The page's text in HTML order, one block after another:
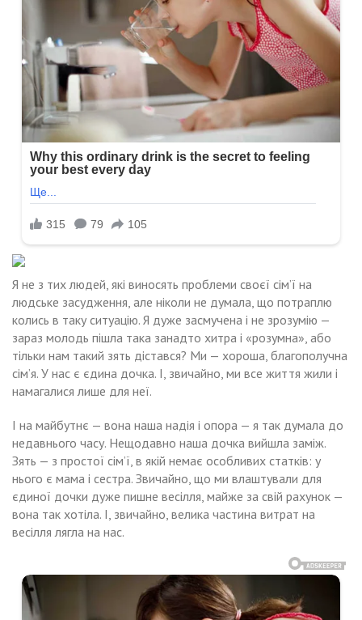
Я не з тих людей, які виносять проблеми своєї сім’ї на
людське засудження, але ніколи не думала, що потраплю
колись в таку ситуацію. Я дуже засмучена і не зрозумію —
зараз молодь пішла така занадто хитра і «розумна», або
тільки нам такий зять дістався? Ми — хороша, благополучна
сім’я. У нас є єдина дочка. І, звичайно, ми все життя жили і
намагалися лише для неї.
І на майбутнє — вона наша надія і опора — я так думала до
недавнього часу. Нещодавно наша дочка вийшла заміж.
Зять — з простої сім’ї, в якій немає особливих статків: у
нього є мама і сестра. Звичайно, що ми влаштували для
єдиної дочки дуже пишне весілля, майже за свій рахунок —
вона так хотіла. І, звичайно, велика частина витрат на
весілля лягла на нас.